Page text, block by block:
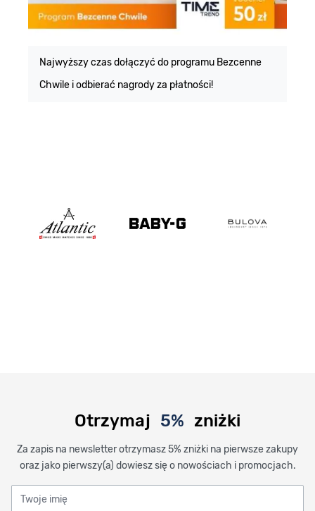
Najwyższy czas dołączyć do programu Bezcenne
Chwile i odbierać nagrody za płatności!
Otrzymaj 5% zniżki
Za zapis na newsletter otrzymasz 5% zniżki na pierwsze zakupy
oraz jako pierwszy(a) dowiesz się o nowościach i promocjach.
Twoje imię